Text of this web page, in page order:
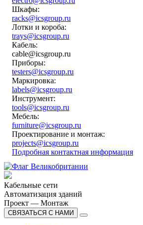
Шкафы:
racks@icsgroup.ru
Лотки и короба:
trays@icsgroup.ru
Кабель:
cable@icsgroup.ru
Приборы:
testers@icsgroup.ru
Маркировка:
labels@icsgroup.ru
Инструмент:
tools@icsgroup.ru
Мебель:
furniture@icsgroup.ru
Проектирование и монтаж:
projects@icsgroup.ru
Подробная контактная информация
Кабельные сети
Автоматизация зданий
Проект — Монтаж
СВЯЗАТЬСЯ С НАМИ